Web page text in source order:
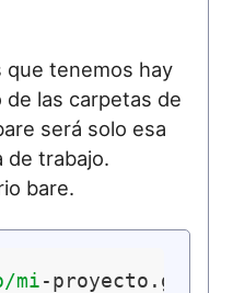
que tenemos hay
las carpetas de
será solo esa
de trabajo.
bare.
mi-proyecto.git